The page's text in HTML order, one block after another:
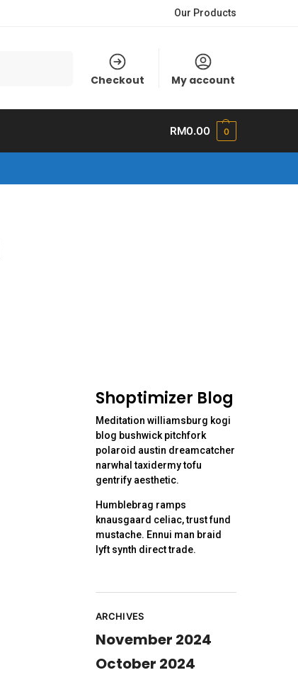
Our Products
Checkout My account
RM0.00 0
Shoptimizer Blog
Meditation williamsburg kogi
blog bushwick pitchfork
polaroid austin dreamcatcher
narwhal taxidermy tofu
gentrify aesthetic.
Humblebrag ramps
knausgaard celiac, trust fund
mustache. Ennui man braid
lyft synth direct trade.
ARCHIVES
November 2024
October 2024